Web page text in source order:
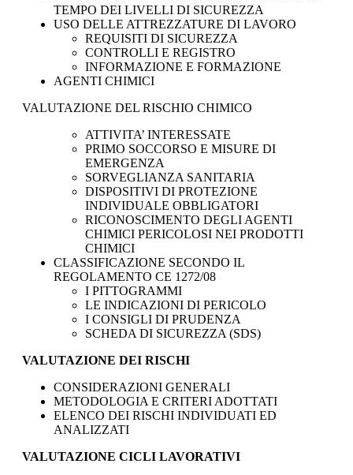
TEMPO DEI LIVELLI DI SICUREZZA
USO DELLE ATTREZZATURE DI LAVORO
REQUISITI DI SICUREZZA
CONTROLLI E REGISTRO
INFORMAZIONE E FORMAZIONE
AGENTI CHIMICI
VALUTAZIONE DEL RISCHIO CHIMICO
ATTIVITA’ INTERESSATE
PRIMO SOCCORSO E MISURE DI
EMERGENZA
SORVEGLIANZA SANITARIA
DISPOSITIVI DI PROTEZIONE
INDIVIDUALE OBBLIGATORI
RICONOSCIMENTO DEGLI AGENTI
CHIMICI PERICOLOSI NEI PRODOTTI
CHIMICI
CLASSIFICAZIONE SECONDO IL
REGOLAMENTO CE 1272/08
I PITTOGRAMMI
LE INDICAZIONI DI PERICOLO
I CONSIGLI DI PRUDENZA
SCHEDA DI SICUREZZA (SDS)
VALUTAZIONE DEI RISCHI
CONSIDERAZIONI GENERALI
METODOLOGIA E CRITERI ADOTTATI
ELENCO DEI RISCHI INDIVIDUATI ED
ANALIZZATI
VALUTAZIONE CICLI LAVORATIVI